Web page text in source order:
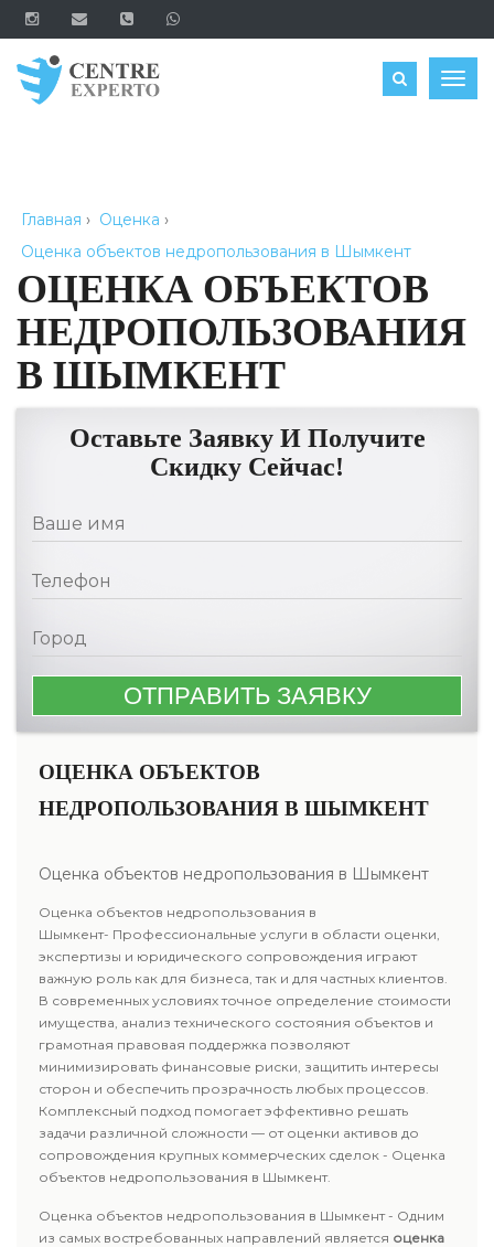
ЗАКАЗАТЬ
Главная › Оценка ›
Оценка объектов недропользования в Шымкент
ОЦЕНКА ОБЪЕКТОВ
НЕДРОПОЛЬЗОВАНИЯ
В ШЫМКЕНТ
Оставьте Заявку И Получите
Скидку Сейчас!
ОЦЕНКА ОБЪЕКТОВ
НЕДРОПОЛЬЗОВАНИЯ В ШЫМКЕНТ
Оценка объектов недропользования в Шымкент
Оценка объектов недропользования в
Шымкент- Профессиональные услуги в области оценки,
экспертизы и юридического сопровождения играют
важную роль как для бизнеса, так и для частных клиентов.
В современных условиях точное определение стоимости
имущества, анализ технического состояния объектов и
грамотная правовая поддержка позволяют
минимизировать финансовые риски, защитить интересы
сторон и обеспечить прозрачность любых процессов.
Комплексный подход помогает эффективно решать
задачи различной сложности — от оценки активов до
сопровождения крупных коммерческих сделок - Оценка
объектов недропользования в Шымкент.
Оценка объектов недропользования в Шымкент - Одним
из самых востребованных направлений является оценка